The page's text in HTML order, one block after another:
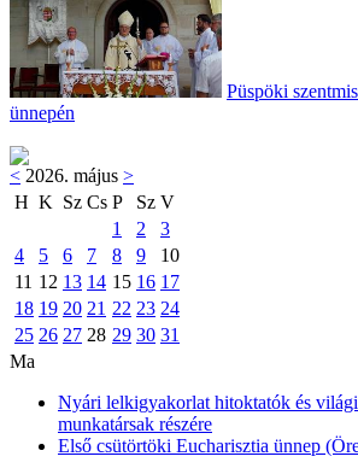
Püspöki
ünnepén
< 2026. május >
H K Sz Cs P Sz V
1
2
3
4
5 6 7 8 9
10
11 12 13 14 15 16 17
18 19 20 21 22 23 24
25 26 27 28 29 30 31
Ma
Nyári lelkigyakorlat hitoktatók és
munkatársak részére
Első csütörtöki Eucharisztia ünnep